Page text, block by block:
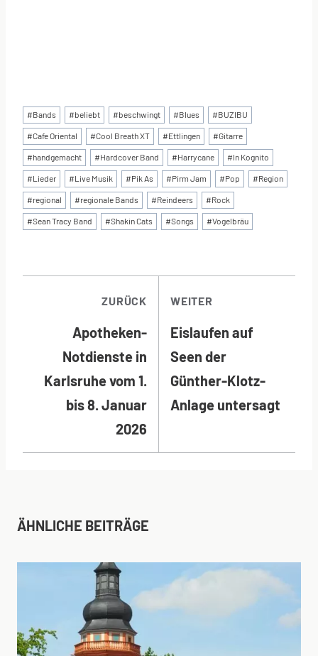
Schlagworte:
#Bands #beliebt #beschwingt #Blues #BUZIBU
#Cafe Oriental #Cool Breath XT #Ettlingen #Gitarre
#handgemacht #Hardcover Band #Harrycane #In Kognito
#Lieder #Live Musik #Pik As #Pirm Jam #Pop #Region
#regional #regionale Bands #Reindeers #Rock
#Sean Tracy Band #Shakin Cats #Songs #Vogelbräu
ZURÜCK
Apotheken-
Notdienste in
Karlsruhe vom 1.
bis 8. Januar
2026
WEITER
Eislaufen auf
Seen der
Günther-Klotz-
Anlage untersagt
ÄHNLICHE BEITRÄGE